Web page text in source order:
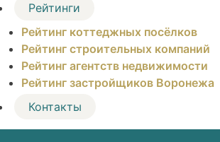
Рейтинги
Рейтинг коттеджных посёлков
Рейтинг строительных компаний
Рейтинг агентств недвижимости
Рейтинг застройщиков Воронежа
Контакты